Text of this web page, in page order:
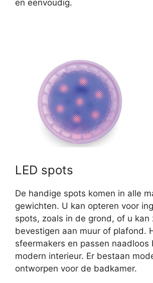
en eenvoudig.
LED spots
De handige spots komen in alle
gewichten. U kan opteren voor
spots, zoals in de grond, of u kan
bevestigen aan muur of plafond.
sfeermakers en passen naadloos
modern interieur. Er bestaan
ontworpen voor de badkamer.